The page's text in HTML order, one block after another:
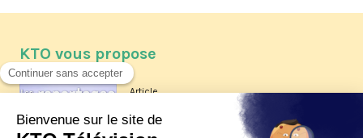
KTO vous propose
Article
Les reportages d'été 2026 de KTO